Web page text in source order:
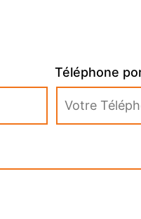
Téléphone